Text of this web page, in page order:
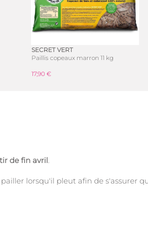
SECRET VERT
Paillis copeaux marron 11 kg
17,90 €
de fin avril.
lorsqu'il pleut afin de s'assurer